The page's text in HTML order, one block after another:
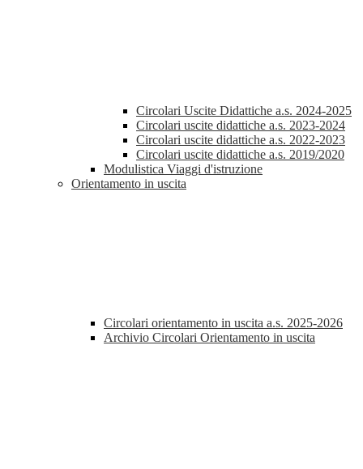
Circolari Uscite Didattiche a.s. 2024-2025
Circolari uscite didattiche a.s. 2023-2024
Circolari uscite didattiche a.s. 2022-2023
Circolari uscite didattiche a.s. 2019/2020
Modulistica Viaggi d'istruzione
Orientamento in uscita
Circolari orientamento in uscita a.s. 2025-2026
Archivio Circolari Orientamento in uscita